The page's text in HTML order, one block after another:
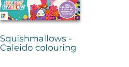
Squishmallows -
Caleido colouring